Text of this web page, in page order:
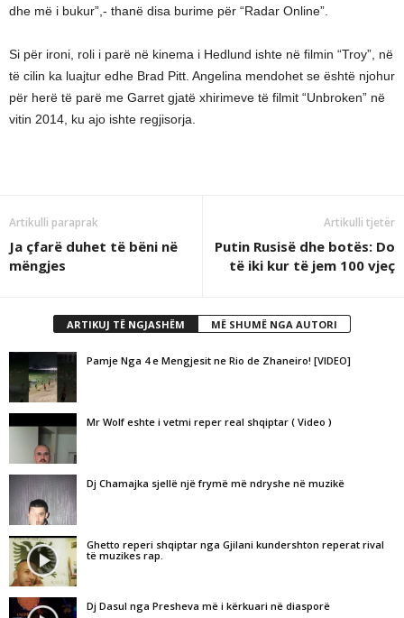
dhe më i bukur”,- thanë disa burime për “Radar Online”.
Si për ironi, roli i parë në kinema i Hedlund ishte në filmin “Troy”, në
të cilin ka luajtur edhe Brad Pitt. Angelina mendohet se është njohur
për herë të parë me Garret gjatë xhirimeve të filmit “Unbroken” në
vitin 2014, ku ajo ishte regjisorja.
Artikulli paraprak
Ja çfarë duhet të bëni në
mëngjes
Artikulli tjetër
Putin Rusisë dhe botës: Do
të iki kur të jem 100 vjeç
ARTIKUJ TË NGJASHËM MË SHUMË NGA AUTORI
Pamje Nga 4 e Mengjesit ne Rio de Zhaneiro! [VIDEO]
Mr Wolf eshte i vetmi reper real shqiptar ( Video )
Dj Chamajka sjellë një frymë më ndryshe në muzikë
Ghetto reperi shqiptar nga Gjilani kundershton reperat rival
të muzikes rap.
Dj Dasul nga Presheva më i kërkuari në diasporë